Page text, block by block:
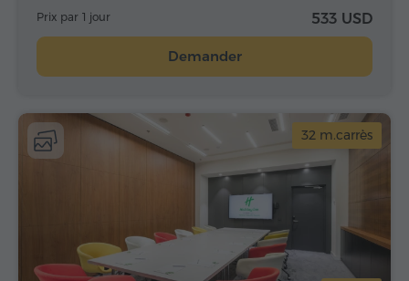
Prix par 1 jour 533 USD
Demander
32 m.carrès